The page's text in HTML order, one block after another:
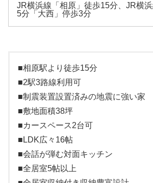
JR横浜線「相原」徒歩15分、JR横
5分「大西」停歩3分
■相原駅より徒歩15分
■2駅3路線利用可
■制震装置設置済みの地震に強い家
■敷地面積38坪
■カースペース2台可
■LDK広々16帖
■会話が弾む対面キッチン
■全居室5帖以上